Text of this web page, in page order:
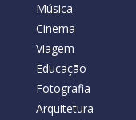
Música
Cinema
Viagem
Educação
Fotografia
Arquitetura